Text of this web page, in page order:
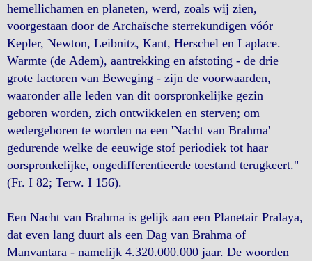
hemellichamen en planeten, werd, zoals wij zien,
voorgestaan door de Archaïsche sterrekundigen vóór
Kepler, Newton, Leibnitz, Kant, Herschel en Laplace.
Warmte (de Adem), aantrekking en afstoting - de drie
grote factoren van Beweging - zijn de voorwaarden,
waaronder alle leden van dit oorspronkelijke gezin
geboren worden, zich ontwikkelen en sterven; om
wedergeboren te worden na een 'Nacht van Brahma'
gedurende welke de eeuwige stof periodiek tot haar
oorspronkelijke, ongedifferentieerde toestand terugkeert."
(Fr. I 82; Terw. I 156).
Een Nacht van Brahma is gelijk aan een Planetair Pralaya,
dat even lang duurt als een Dag van Brahma of
Manvantara - namelijk 4.320.000.000 jaar. De woorden